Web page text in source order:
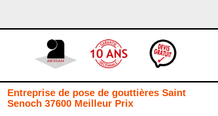
Entreprise de pose de gouttières Saint
Senoch 37600 Meilleur Prix